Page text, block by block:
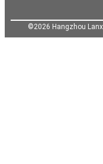
©2026 Hangzhou